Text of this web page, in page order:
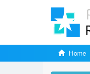
Home